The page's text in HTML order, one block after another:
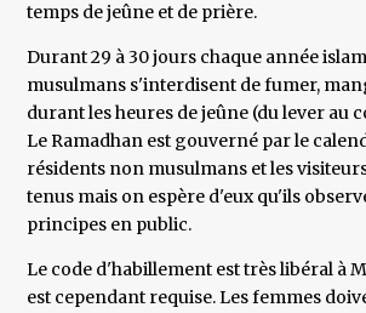
temps de jeûne et de prière.
Durant 29 à 30 jours chaque année
musulmans s'interdisent de fumer,
durant les heures de jeûne (du lever au
Le Ramadhan est gouverné par le
résidents non musulmans et les
tenus mais on espère d'eux qu'ils
principes en public.
Le code d'habillement est très libéral à
est cependant requise. Les femmes